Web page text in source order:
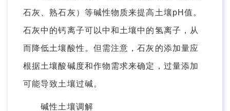
石灰、熟石灰）等碱性物质来提高土壤pH值。
石灰中的钙离子可以中和土壤中的氢离子，从
而降低土壤酸性。但需注意，石灰的添加量应
根据土壤酸碱度和作物需求来确定，过量添加
可能导致土壤过碱。
碱性土壤调解